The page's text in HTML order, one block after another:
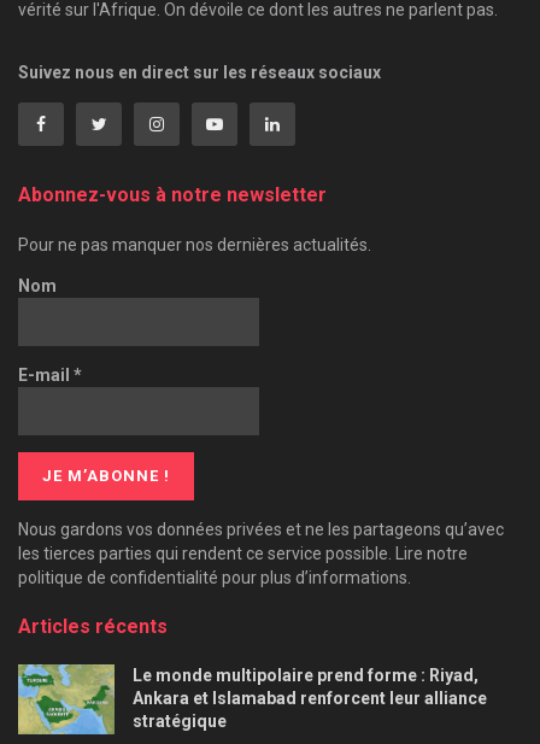
vérité sur l'Afrique. On dévoile ce dont les autres ne parlent pas.
Suivez nous en direct sur les réseaux sociaux
Abonnez-vous à notre newsletter
Pour ne pas manquer nos dernières actualités.
Nom
E-mail *
Nous gardons vos données privées et ne les partageons qu’avec
les tierces parties qui rendent ce service possible. Lire notre
politique de confidentialité pour plus d’informations.
Articles récents
Le monde multipolaire prend forme : Riyad,
Ankara et Islamabad renforcent leur alliance
stratégique